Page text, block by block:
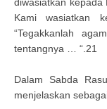
Kami wasiatkan
“Tegakkanlah
tentangnya … “.21
Dalam Sabda
menjelaskan